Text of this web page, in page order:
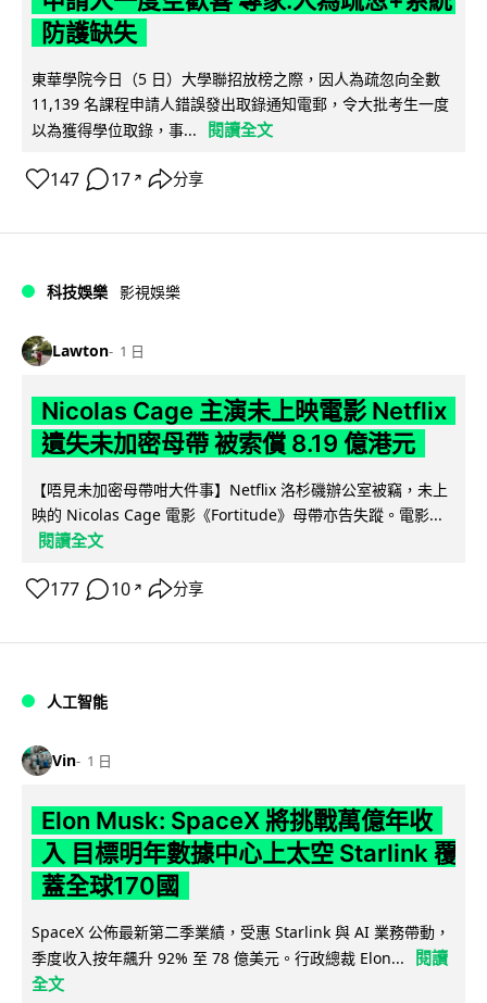
防護缺失
東華學院今日（5 日）大學聯招放榜之際，因人為疏忽向全數
11,139 名課程申請人錯誤發出取錄通知電郵，令大批考生一度
以為獲得學位取錄，事...
閱讀全文
147 17 ↗ 分享
科技娛樂 影視娛樂
Lawton 1 日
Nicolas Cage 主演未上映電影 Netflix
遺失未加密母帶 被索償 8.19 億港元
【唔見未加密母帶咁大件事】Netflix 洛杉磯辦公室被竊，未上
映的 Nicolas Cage 電影《Fortitude》母帶亦告失蹤。電影...
閱讀全文
177 10 ↗ 分享
人工智能
Vin 1 日
Elon Musk: SpaceX 將挑戰萬億年收
入 目標明年數據中心上太空 Starlink 覆
蓋全球170國
SpaceX 公佈最新第二季業績，受惠 Starlink 與 AI 業務帶動，
季度收入按年飆升 92% 至 78 億美元。行政總裁 Elon...
閱讀
全文